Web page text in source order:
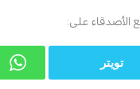
الأصدقاء على:
تويتر